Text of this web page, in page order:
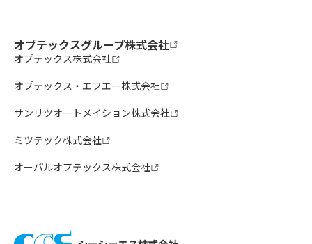
オプテックスグループ株式会社
オプテックス株式会社
オプテックス・エフエー株式会社
サンリツオートメイション株式会社
ミツテック株式会社
オーパルオプテックス株式会社